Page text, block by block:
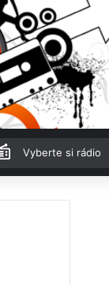
Vyberte si rádio